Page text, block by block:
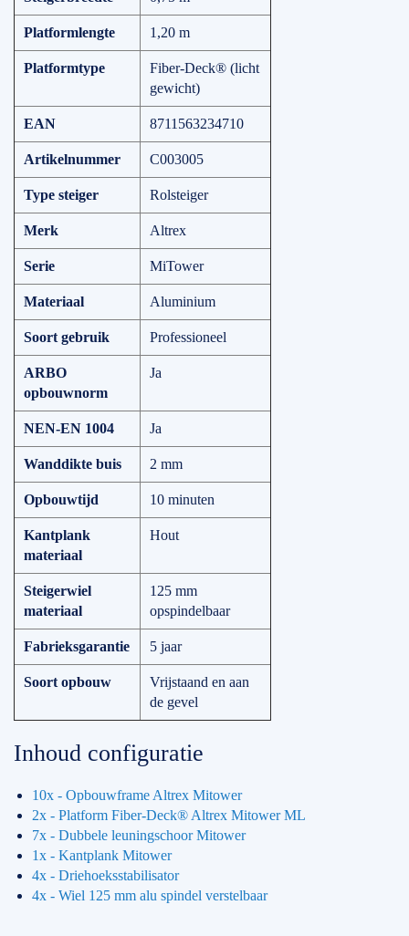
Platformlengte 1,20 m
Platformtype
Fiber-Deck® (licht
gewicht)
EAN 8711563234710
Artikelnummer C003005
Type steiger Rolsteiger
Merk Altrex
Serie MiTower
Materiaal Aluminium
Soort gebruik Professioneel
ARBO
opbouwnorm
Ja
NEN-EN 1004 Ja
Wanddikte buis 2 mm
Opbouwtijd 10 minuten
Kantplank
materiaal
Hout
Steigerwiel
materiaal
125 mm
opspindelbaar
Fabrieksgarantie 5 jaar
Soort opbouw
Vrijstaand en aan
de gevel
Inhoud configuratie
10x - Opbouwframe Altrex Mitower
2x - Platform Fiber-Deck® Altrex Mitower ML
7x - Dubbele leuningschoor Mitower
1x - Kantplank Mitower
4x - Driehoeksstabilisator
4x - Wiel 125 mm alu spindel verstelbaar